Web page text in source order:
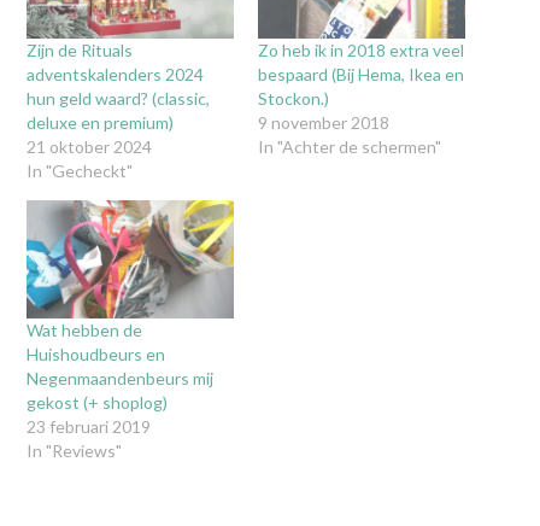
Zijn de Rituals
adventskalenders 2024
hun geld waard? (classic,
deluxe en premium)
21 oktober 2024
In "Gecheckt"
Zo heb ik in 2018 extra veel
bespaard (Bij Hema, Ikea en
Stockon.)
9 november 2018
In "Achter de schermen"
Wat hebben de
Huishoudbeurs en
Negenmaandenbeurs mij
gekost (+ shoplog)
23 februari 2019
In "Reviews"